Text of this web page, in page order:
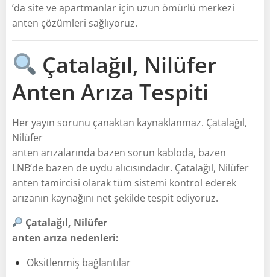
’da site ve apartmanlar için uzun ömürlü merkezi
anten çözümleri sağlıyoruz.
Çatalağıl, Nilüfer
Anten Arıza Tespiti
Her yayın sorunu çanaktan kaynaklanmaz. Çatalağıl,
Nilüfer
anten arızalarında bazen sorun kabloda, bazen
LNB’de bazen de uydu alıcısındadır. Çatalağıl, Nilüfer
anten tamircisi olarak tüm sistemi kontrol ederek
arızanın kaynağını net şekilde tespit ediyoruz.
Çatalağıl, Nilüfer
anten arıza nedenleri:
Oksitlenmiş bağlantılar